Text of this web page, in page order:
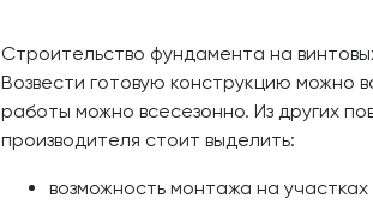
Строительство фундамента на
Возвести готовую конструкцию можно
работы можно всесезонно. Из других
производителя стоит выделить:
возможность монтажа на